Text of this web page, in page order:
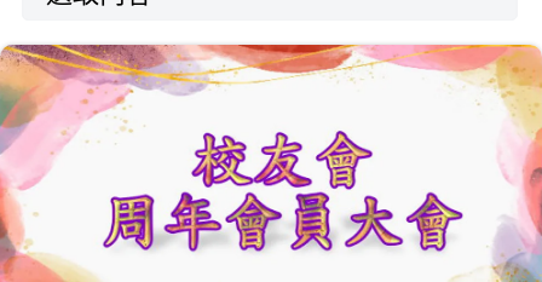
學生成就與學校活動
我們的聯繫
入學資訊
下載區